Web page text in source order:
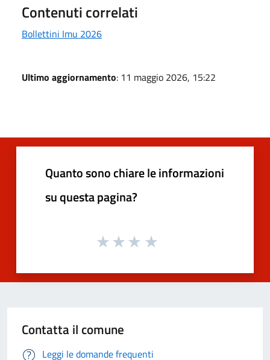
Contenuti correlati
Bollettini Imu 2026
Ultimo aggiornamento: 11 maggio 2026, 15:22
Quanto sono chiare le informazioni
su questa pagina?
Contatta il comune
Leggi le domande frequenti